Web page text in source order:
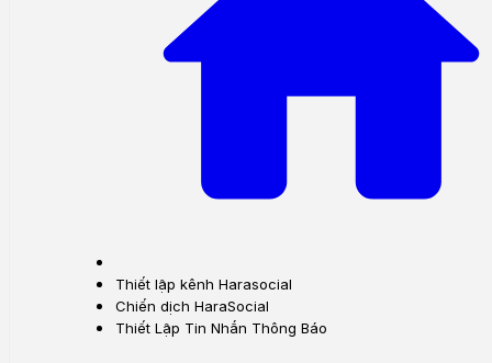
Thiết lập kênh Harasocial
Chiến dịch HaraSocial
Thiết Lập Tin Nhắn Thông Báo